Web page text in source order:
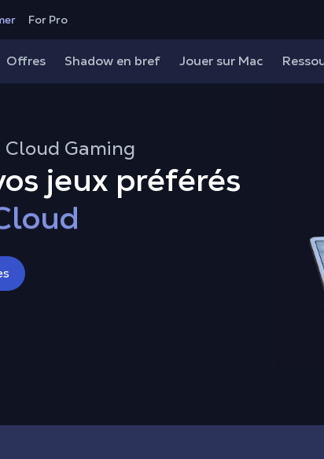
For Pro
Offres Shadow en bref Jouer sur Mac
Gaming
jeux préférés
appareils
RTX
votre Mac